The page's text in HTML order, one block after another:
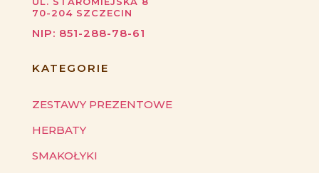
70-204 SZCZECIN
NIP: 851-288-78-61
KATEGORIE
ZESTAWY PREZENTOWE
HERBATY
SMAKOŁYKI